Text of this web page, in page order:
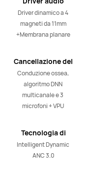
Driver dinamico a 4
magneti da 11mm
+Membrana planare
Cancellazione del
rumore di
chiamata
Conduzione ossea,
algoritmo DNN
multicanale e 3
microfoni + VPU
Tecnologia di
cancellazione
attiva del rumore
Intelligent Dynamic
ANC 3.0